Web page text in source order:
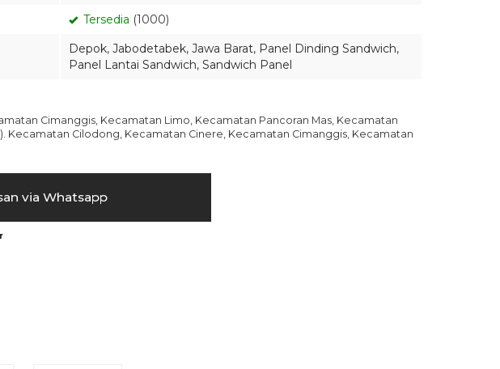
Tersedia (1000)
Depok, Jabodetabek, Jawa Barat, Panel Dinding Sandwich,
Panel Lantai Sandwich, Sandwich Panel
Cimanggis, Kecamatan Limo, Kecamatan Pancoran Mas, Kecamatan
Kecamatan Cilodong, Kecamatan Cinere, Kecamatan Cimanggis, Kecamatan
via Whatsapp